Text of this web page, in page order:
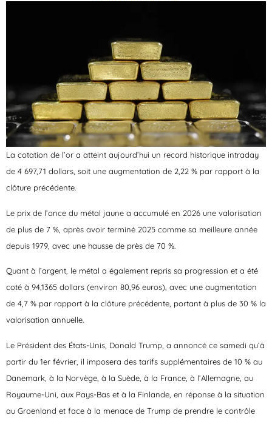
La cotation de l’or a atteint aujourd’hui un record historique intraday
de 4 697,71 dollars, soit une augmentation de 2,22 % par rapport à la
clôture précédente.
Le prix de l’once du métal jaune a accumulé en 2026 une valorisation
de plus de 7 %, après avoir terminé 2025 comme sa meilleure année
depuis 1979, avec une hausse de près de 70 %.
Quant à l’argent, le métal a également repris sa progression et a été
coté à 94,1365 dollars (environ 80,96 euros), avec une augmentation
de 4,7 % par rapport à la clôture précédente, portant à plus de 30 % la
valorisation annuelle.
Le Président des États-Unis, Donald Trump, a annoncé ce samedi qu’à
partir du 1er février, il imposera des tarifs supplémentaires de 10 % au
Danemark, à la Norvège, à la Suède, à la France, à l’Allemagne, au
Royaume-Uni, aux Pays-Bas et à la Finlande, en réponse à la situation
au Groenland et face à la menace de Trump de prendre le contrôle